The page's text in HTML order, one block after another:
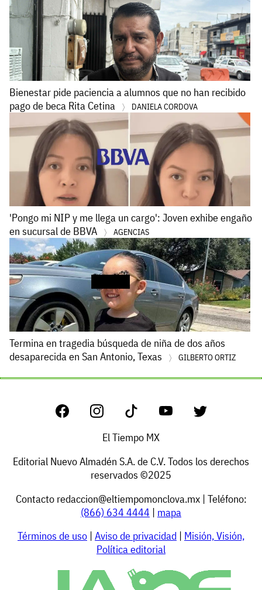
Bienestar pide paciencia a alumnos que no han recibido
pago de beca Rita Cetina
DANIELA CORDOVA
'Pongo mi NIP y me llega un cargo': Joven exhibe engaño
en sucursal de BBVA
AGENCIAS
Termina en tragedia búsqueda de niña de dos años
desaparecida en San Antonio, Texas
GILBERTO ORTIZ
El Tiempo MX
Editorial Nuevo Almadén S.A. de C.V. Todos los derechos
reservados ©2025
Contacto redaccion@eltiempomonclova.mx| Teléfono:
(866) 634 4444 | mapa
Términos de uso | Aviso de privacidad | Misión, Visión,
Política editorial